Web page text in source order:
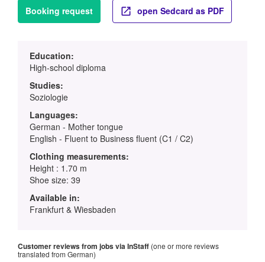
Booking request open Sedcard as PDF
Education:
High-school diploma
Studies:
Soziologie
Languages:
German - Mother tongue
English - Fluent to Business fluent (C1 / C2)
Clothing measurements:
Height : 1.70 m
Shoe size: 39
Available in:
Frankfurt & Wiesbaden
Customer reviews from jobs via InStaff (one or more reviews
translated from German)